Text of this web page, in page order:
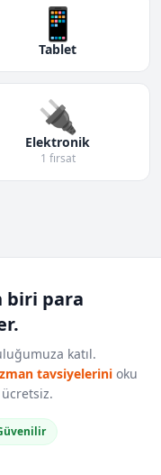
📱
Tablet
🔌
Elektronik
1 fırsat
biri para
katıl.
tavsiyelerini oku